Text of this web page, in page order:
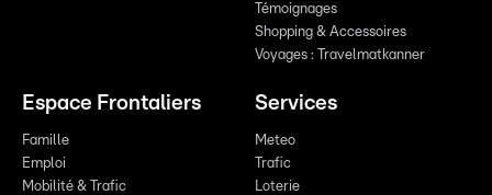
Témoignages
Shopping & Accessoires
Voyages : Travelmatkanner
Espace Frontaliers
Famille
Emploi
Mobilité & Trafic
Services
Meteo
Trafic
Loterie